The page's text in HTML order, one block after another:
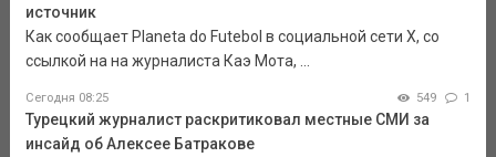
источник
Как сообщает Planeta do Futebol в социальной сети Х, со
ссылкой на на журналиста Каэ Мота, ...
Сегодня 08:25 549 1
Турецкий журналист раскритиковал местные СМИ за
инсайд об Алексее Батракове